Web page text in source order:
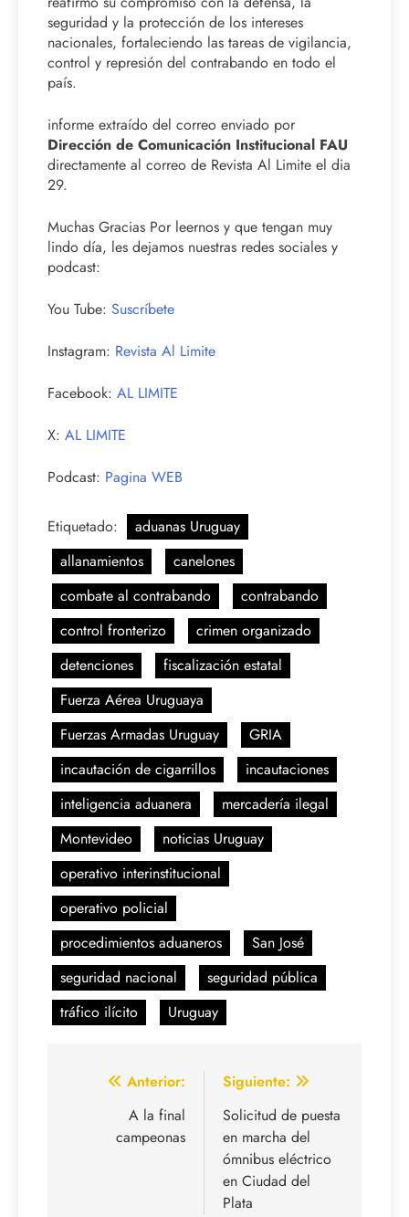
seguridad y la protección de los intereses
nacionales, fortaleciendo las tareas de vigilancia,
control y represión del contrabando en todo el
país.
informe extraído del correo enviado por
Dirección de Comunicación Institucional FAU
directamente al correo de Revista Al Limite el dia
29.
Muchas Gracias Por leernos y que tengan muy
lindo día, les dejamos nuestras redes sociales y
podcast:
You Tube: Suscríbete
Instagram: Revista Al Limite
Facebook: AL LIMITE
X: AL LIMITE
Podcast: Pagina WEB
Etiquetado:
aduanas Uruguay
allanamientos
canelones
combate al contrabando
contrabando
control fronterizo
crimen organizado
detenciones
fiscalización estatal
Fuerza Aérea Uruguaya
Fuerzas Armadas Uruguay
GRIA
incautación de cigarrillos
incautaciones
inteligencia aduanera
mercadería ilegal
Montevideo
noticias Uruguay
operativo interinstitucional
operativo policial
procedimientos aduaneros
San José
seguridad nacional
seguridad pública
tráfico ilícito
Uruguay
Navegación
entradas
Anterior:
A la final
campeonas
Siguiente:
Solicitud de puesta
en marcha del
ómnibus eléctrico
en Ciudad del
Plata